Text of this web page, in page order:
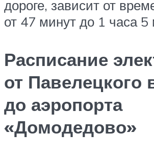
дороге, зависит от
от 47 минут до 1 часа 5
Расписание
от Павелецкого
до аэропорта
«Домодедово»